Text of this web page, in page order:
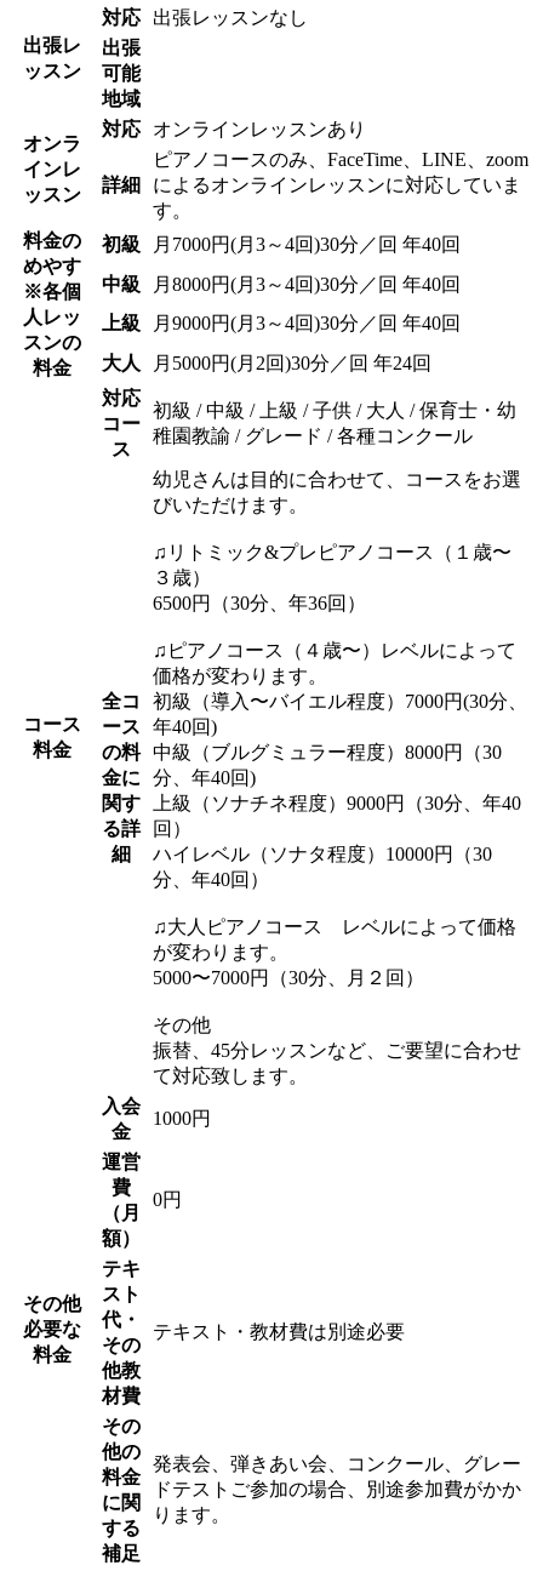
出張レ
ッスン
対応
出張レッスンなし
出張
可能
地域
オンラ
インレ
ッスン
対応 オンラインレッスンあり
詳細
ピアノコースのみ、FaceTime、LINE、zoom
によるオンラインレッスンに対応していま
す。
料金の
めやす
※各個
人レッ
スンの
料金
初級
月7000円(月3～4回)30分／回 年40回
中級
月8000円(月3～4回)30分／回 年40回
上級
月9000円(月3～4回)30分／回 年40回
大人
月5000円(月2回)30分／回 年24回
コース
料金
対応
コー
ス
初級 / 中級 / 上級 / 子供 / 大人 / 保育士・幼
稚園教諭 / グレード / 各種コンクール
全コ
ース
の料
金に
関す
る詳
細
幼児さんは目的に合わせて、コースをお選
びいただけます。
♫リトミック&プレピアノコース（１歳〜
３歳）
6500円（30分、年36回）
♫ピアノコース（４歳〜）レベルによって
価格が変わります。
初級（導入〜バイエル程度）7000円(30分、
年40回)
中級（ブルグミュラー程度）8000円（30
分、年40回)
上級（ソナチネ程度）9000円（30分、年40
回）
ハイレベル（ソナタ程度）10000円（30
分、年40回）
♫大人ピアノコース レベルによって価格
が変わります。
5000〜7000円（30分、月２回）
その他
振替、45分レッスンなど、ご要望に合わせ
て対応致します。
その他
必要な
料金
入会
金
1000円
運営
費
（月
額）
0円
テキ
スト
代・
その
他教
材費
テキスト・教材費は別途必要
その
他の
料金
に関
する
補足
発表会、弾きあい会、コンクール、グレー
ドテストご参加の場合、別途参加費がかか
ります。